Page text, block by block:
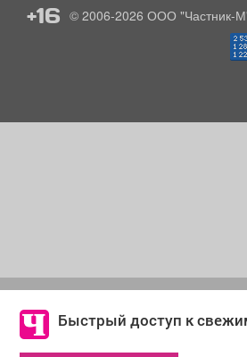
Быстрый доступ к
согласие на обработку файлов
обеспечивают корректную работу
информации для улучшения качества
+16 © 2006-2026 ООО "Частник-